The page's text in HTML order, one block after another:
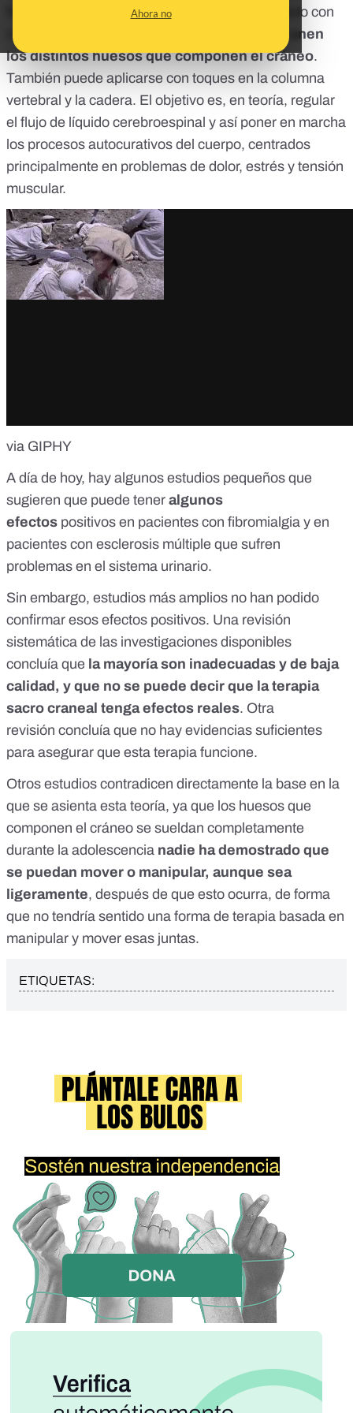
Ahora no
física en la que el supuesto terapeuta va tocando con
cuidado la cabeza,
palpando las juntas que unen
los distintos huesos que componen el cráneo.
También puede aplicarse con toques en la columna
vertebral y la cadera. El objetivo es, en teoría, regular
el flujo de líquido cerebroespinal y así poner en marcha
los procesos autocurativos del cuerpo, centrados
principalmente en problemas de dolor, estrés y tensión
muscular.
via GIPHY
A día de hoy, hay algunos estudios pequeños que
sugieren que puede tener algunos
efectos positivos en pacientes con fibromialgia y en
pacientes con esclerosis múltiple que sufren
problemas en el sistema urinario.
Sin embargo, estudios más amplios no han podido
confirmar esos efectos positivos. Una revisión
sistemática de las investigaciones disponibles
concluía que la mayoría son inadecuadas y de baja
calidad, y que no se puede decir que la terapia
sacro craneal tenga efectos reales. Otra
revisión concluía que no hay evidencias suficientes
para asegurar que esta terapia funcione.
Otros estudios contradicen directamente la base en la
que se asienta esta teoría, ya que los huesos que
componen el cráneo se sueldan completamente
durante la adolescencia nadie ha demostrado que
se puedan mover o manipular, aunque sea
ligeramente, después de que esto ocurra, de forma
que no tendría sentido una forma de terapia basada en
manipular y mover esas juntas.
ETIQUETAS: